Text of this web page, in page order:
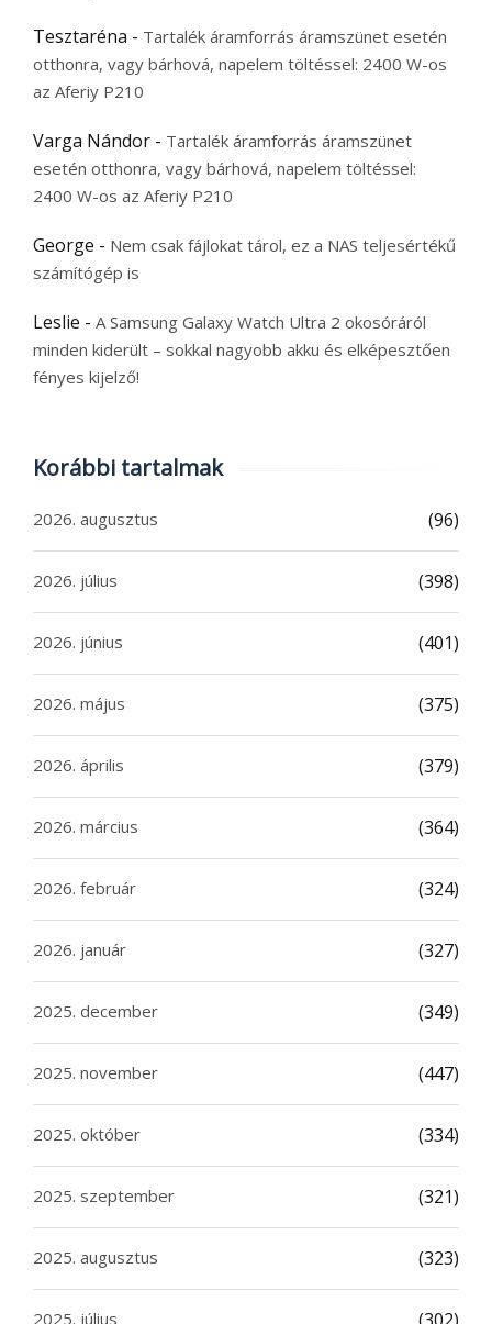
Tesztaréna - Tartalék áramforrás áramszünet esetén
otthonra, vagy bárhová, napelem töltéssel: 2400 W-os
az Aferiy P210
Varga Nándor - Tartalék áramforrás áramszünet
esetén otthonra, vagy bárhová, napelem töltéssel:
2400 W-os az Aferiy P210
George - Nem csak fájlokat tárol, ez a NAS teljesértékű
számítógép is
Leslie - A Samsung Galaxy Watch Ultra 2 okosóráról
minden kiderült – sokkal nagyobb akku és elképesztően
fényes kijelző!
Korábbi tartalmak
2026. augusztus (96)
2026. július (398)
2026. június (401)
2026. május (375)
2026. április (379)
2026. március (364)
2026. február (324)
2026. január (327)
2025. december (349)
2025. november (447)
2025. október (334)
2025. szeptember (321)
2025. augusztus (323)
2025. július